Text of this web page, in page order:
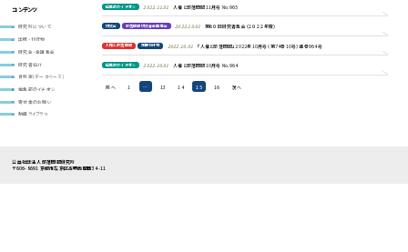
コンテンツ
研究所について
出版・刊行物
研究会・全国集会
研究者紹介
資料室(データベース)
編集部のイチオシ
寄付金のお願い
動画ライブラリ
編集部のイチオシ 2022.11.01 人権と部落問題11月号 No.965
研究会 部落問題研究者全国集会 2022.10.01 第６０回研究者集会（２０２２年度）
人権と部落問題 定期刊行物 2022.10.01 『人権と部落問題』2022年10月号（第74巻10号）通巻964号
編集部のイチオシ 2022.10.01 人権と部落問題10月号 No.964
投前へ 1 … 13 14 15 16 次へ
公益社団法人 部落問題研究所
〒606-8691 京都市左京区高野西開町34-11